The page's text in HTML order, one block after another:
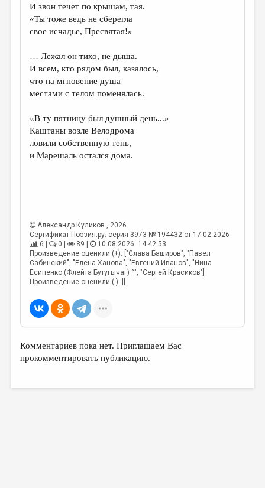
ЛИТЕРАТУРОВЕДЕНИЕ
КУЛЬТУРОВЕДЕНИЕ
РЕЦЕНЗИРОВАНИЕ
ЦИКЛЫ ПУБЛИКАЦИЙ
МЕДИА
ВКОНТАКТЕ
И звон течет по крышам, тая.
«Ты тоже ведь не сберегла
свое исчадье, Пресвятая!»
… Лежал он тихо, не дыша.
И всем, кто рядом был, казалось,
что на мгновение душа
местами с телом поменялась.
«В ту пятницу был душный день...»
Каштаны возле Велодрома
ловили собственную тень,
и Марешаль остался дома.
Александр Куликов , 2026
Сертификат Поэзия.ру: серия 3973 № 194432 от 17.02.2026
6 |
0 | 89 |
10.08.2026. 14:42:53
Произведение оценили (+): ["Слава Баширов", "Павел
Сабинский", "Елена Ханова", "Евгений Иванов", "Нина
Есипенко (Флейта Бутугычаг) °", "Сергей Красиков"]
Произведение оценили (-): []
Комментариев пока нет. Приглашаем Вас
прокомментировать публикацию.